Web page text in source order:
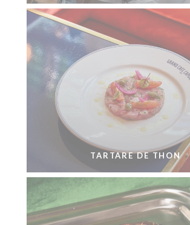
TARTARE DE THON